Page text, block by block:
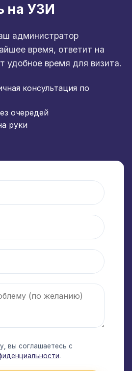
на УЗИ
администратор
время, ответит на
удобное время для визита.
консультация по
очередей
руки
вы соглашаетесь с
.